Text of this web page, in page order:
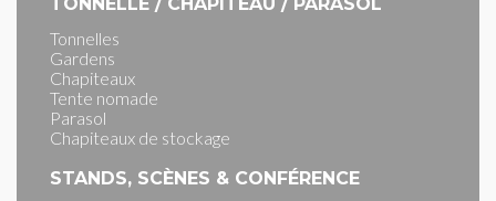
Tonnelles
Gardens
Chapiteaux
Tente nomade
Parasol
Chapiteaux de stockage
STANDS, SCÈNES & CONFÉRENCE